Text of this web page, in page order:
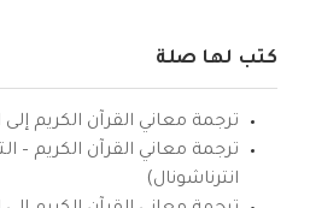
كتب لها صلة
ترجمة معاني القرآن الكريم إلى
ترجمة معاني القرآن الكريم –
انترناشونال)